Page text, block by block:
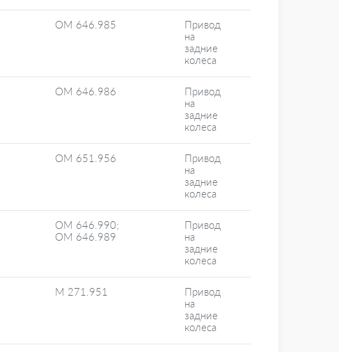
OM 646.985
Привод
на
задние
колеса
OM 646.986
Привод
на
задние
колеса
OM 651.956
Привод
на
задние
колеса
OM 646.990;
OM 646.989
Привод
на
задние
колеса
M 271.951
Привод
на
задние
колеса